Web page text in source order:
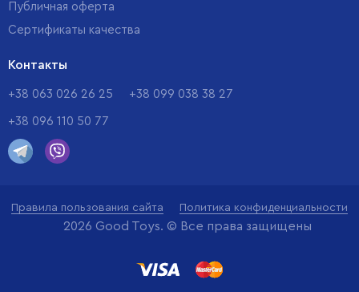
Публичная оферта
Сертификаты качества
Контакты
+38 063 026 26 25 +38 099 038 38 27
+38 096 110 50 77
Правила пользования сайта Политика конфиденциальности
2026 Good Toys. © Все права защищены